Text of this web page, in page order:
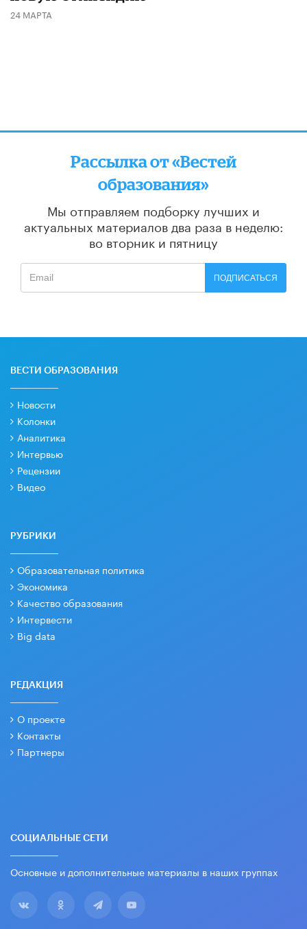
24 МАРТА
Рассылка от «Вестей
образования»
Мы отправляем подборку лучших и
актуальных материалов два раза в неделю:
во вторник и пятницу
ПОДПИСАТЬСЯ
ВЕСТИ ОБРАЗОВАНИЯ
Новости
Колонки
Аналитика
Интервью
Рецензии
Видео
РУБРИКИ
Образовательная политика
Экономика
Качество образования
Интервести
Big data
РЕДАКЦИЯ
О проекте
Контакты
Партнеры
СОЦИАЛЬНЫЕ СЕТИ
Основные и дополнительные материалы в наших группах